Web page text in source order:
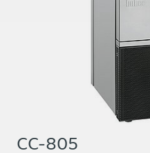
CC-805